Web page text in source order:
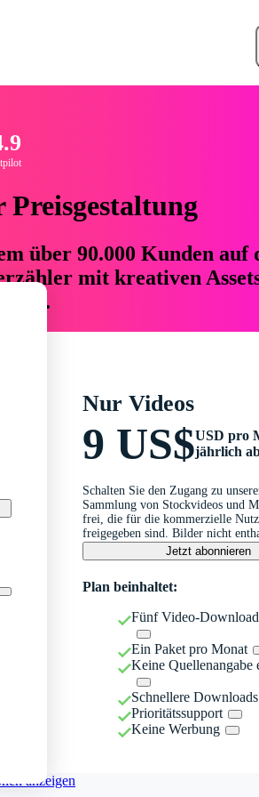
über 90.000 Kunden auf
mit kreativen
Nur Videos
9 US$USD pro
jährlich
Schalten Sie den Zugang zu
Sammlung von Stockvideos und
frei, die für die kommerzielle
freigegeben sind. Bilder nicht
Jetzt abonnieren
Plan beinhaltet:
Fünf Video-
Ein Paket pro Monat
Keine Quellenangabe
Schnellere Downloads
Prioritätssupport
Keine Werbung
anzeigen